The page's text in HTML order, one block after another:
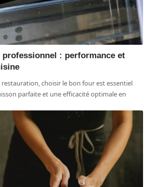
professionnel : performance et
restauration, choisir le bon four est essentiel
parfaite et une efficacité optimale en